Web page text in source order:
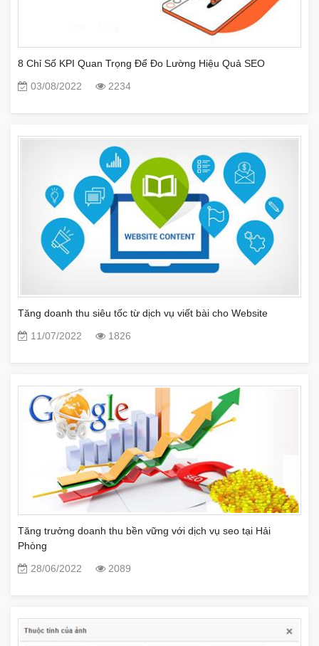
8 Chỉ Số KPI Quan Trọng Để Đo Lường Hiệu Quả SEO
03/08/2022
2234
Tăng doanh thu siêu tốc từ dịch vụ viết bài cho Website
11/07/2022
1826
Tăng trưởng doanh thu bền vững với dịch vụ seo tại Hải
Phòng
28/06/2022
2089